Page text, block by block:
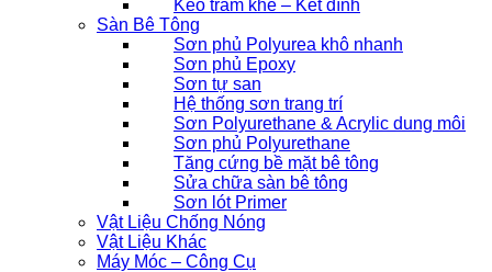
Keo trám khe – Kết dính
Sàn Bê Tông
Sơn phủ Polyurea khô nhanh
Sơn phủ Epoxy
Sơn tự san
Hệ thống sơn trang trí
Sơn Polyurethane & Acrylic dung môi
Sơn phủ Polyurethane
Tăng cứng bề mặt bê tông
Sửa chữa sàn bê tông
Sơn lót Primer
Vật Liệu Chống Nóng
Vật Liệu Khác
Máy Móc – Công Cụ